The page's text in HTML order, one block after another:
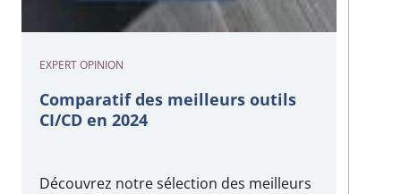
EXPERT OPINION
Comparatif des meilleurs outils
CI/CD en 2024
Découvrez notre sélection des meilleurs